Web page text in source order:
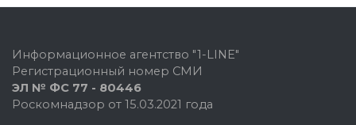
Информационное агентство "1-LINE"
Регистрационный номер СМИ
ЭЛ № ФС 77 - 80446
Роскомнадзор от 15.03.2021 года